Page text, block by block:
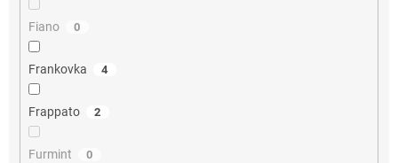
Fiano 0
Frankovka 4
Frappato 2
Furmint 0